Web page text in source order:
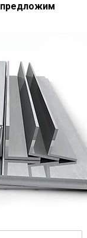
предложим